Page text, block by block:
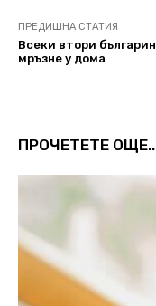
ПРЕДИШНА СТАТИЯ
Всеки втори българин
мръзне у дома
ПРОЧЕТЕТЕ ОЩЕ..